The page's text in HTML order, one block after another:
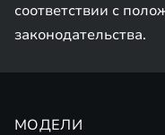
соответствии с
законодательства.
МОДЕЛИ